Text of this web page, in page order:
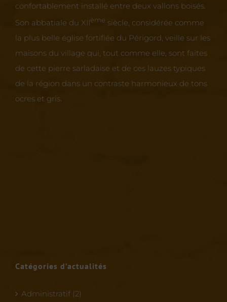
confortablement installé entre deux vallons boisés.
Son abbatiale du XIIème siècle, considérée comme
la plus belle église fortifiée du Périgord, veille sur les
maisons du village qui, tout comme elle, sont faites
de cette pierre sarladaise et de ces lauzes typiques
de la région dans un contraste harmonieux de tons
ocres et gris.
Catégories d’actualités
Administratif (2)